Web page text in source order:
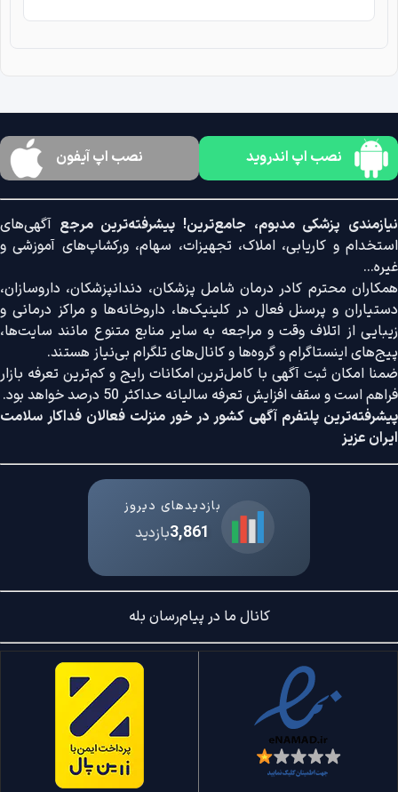
نصب اپ اندروید نصب اپ آیفون
نیازمندی پزشکی مدبوم، جامع‌ترین! پیشرفته‌ترین مرجع آگهی‌های
استخدام و کاریابی، املاک، تجهیزات، سهام، ورکشاپ‌های آموزشی و
غیره...
همکاران محترم کادر درمان شامل پزشکان، دندانپزشکان، داروسازان،
دستیاران و پرسنل فعال در کلینیک‌ها، داروخانه‌ها و مراکز درمانی و
زیبایی از اتلاف وقت و مراجعه به سایر منابع متنوع مانند سایت‌ها،
پیج‌های اینستاگرام و گروه‌ها و کانال‌های تلگرام بی‌نیاز هستند.
ضمنا امکان ثبت آگهی با کامل‌ترین امکانات رایج و کم‌ترین تعرفه بازار
فراهم است و سقف افزایش تعرفه سالیانه حداکثر 50 درصد خواهد بود.
پیشرفته‌ترین پلتفرم آگهی کشور در خور منزلت فعالان فداکار سلامت
ایران عزیز
بازدیدهای دیروز
3,861بازدید
کانال ما در پیام‌رسان بله